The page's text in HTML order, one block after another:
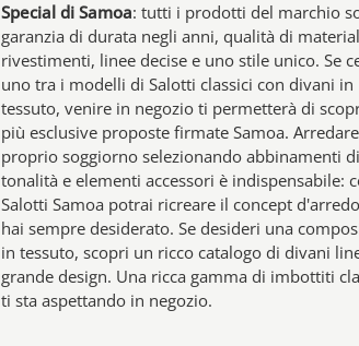
Special di Samoa: tutti i prodotti del marchio
garanzia di durata negli anni, qualità di
rivestimenti, linee decise e uno stile unico. Se
uno tra i modelli di Salotti classici con divani in
tessuto, venire in negozio ti permetterà di
più esclusive proposte firmate Samoa.
proprio soggiorno selezionando abbinamenti
tonalità e elementi accessori è indispensabile:
Salotti Samoa potrai ricreare il concept
hai sempre desiderato. Se desideri una
in tessuto, scopri un ricco catalogo di divani
grande design. Una ricca gamma di imbottiti
ti sta aspettando in negozio.